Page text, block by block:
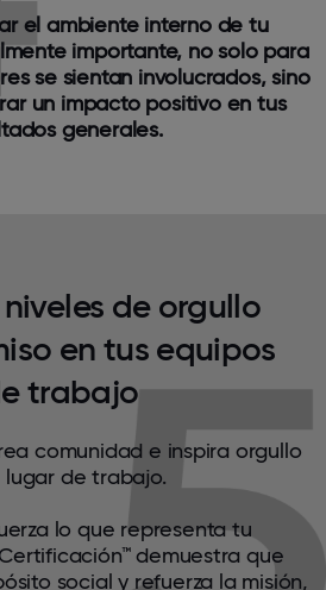
el ambiente interno de tu
importante, no solo para
se sientan involucrados, sino
un impacto positivo en tus
generales.
niveles de orgullo
en tus equipos
trabajo
comunidad e inspira orgullo
lugar de trabajo.
lo que representa tu
demuestra que
social y refuerza la misión,